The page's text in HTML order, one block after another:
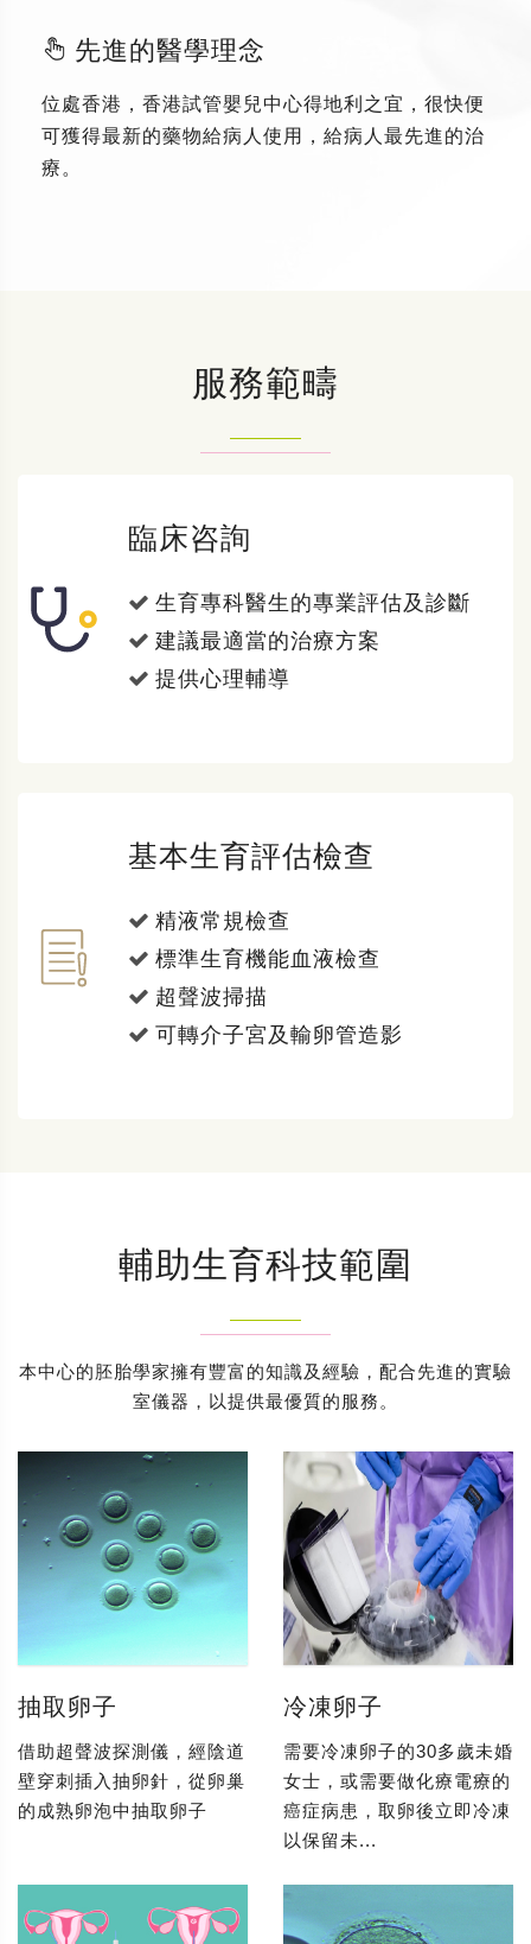
先進的醫學理念
位處香港，香港試管嬰兒中心得地利之宜，很快便
可獲得最新的藥物給病人使用，給病人最先進的治
療。
服務範疇
臨床咨詢
生育專科醫生的專業評估及診斷
建議最適當的治療方案
提供心理輔導
基本生育評估檢查
精液常規檢查
標準生育機能血液檢查
超聲波掃描
可轉介子宮及輸卵管造影
輔助生育科技範圍
本中心的胚胎學家擁有豐富的知識及經驗，配合先進的實驗
室儀器，以提供最優質的服務。
抽取卵子
借助超聲波探測儀，經陰道
壁穿刺插入抽卵針，從卵巢
的成熟卵泡中抽取卵子
冷凍卵子
需要冷凍卵子的30多歲未婚
女士，或需要做化療電療的
癌症病患，取卵後立即冷凍
以保留未...